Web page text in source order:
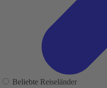
Beliebte Reiseländer